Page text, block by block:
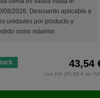
08/2026. Descuento aplicable a
unidades por producto y
como máximo.
43,54
con IVA (35,98 € sin